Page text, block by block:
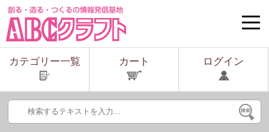
toggle
カテゴリー一覧
カート ログイン